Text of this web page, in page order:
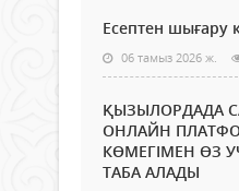
Есептен шығару
06 тамыз 2026 ж.
ҚЫЗЫЛОРДАДА
ОНЛАЙН
КӨМЕГІМЕН ӨЗ
ТАБА АЛАДЫ